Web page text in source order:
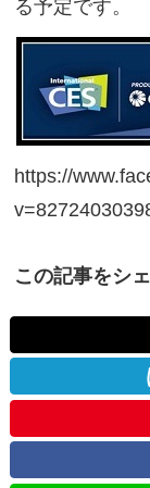
る予定です。
https://
この記事をシ